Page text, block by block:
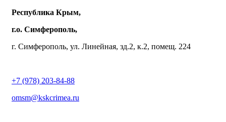
Республика Крым,
г.о. Симферополь,
г. Симферополь, ул. Линейная, зд.2, к.2, помещ. 224
+7 (978) 203-84-88
omsm@kskcrimea.ru